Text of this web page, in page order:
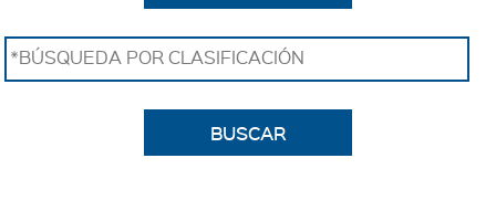
*BÚSQUEDA POR CLASIFICACIÓN
BUSCAR